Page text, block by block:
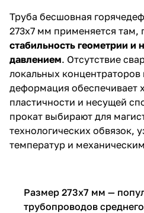
Труба бесшовная
273х7 мм применяется там,
стабильность геометрии и
давлением. Отсутствие
локальных
деформация обеспечивает
пластичности и несущей
прокат выбирают для
технологических обвязок,
температур и
Размер 273х7 мм —
трубопроводов